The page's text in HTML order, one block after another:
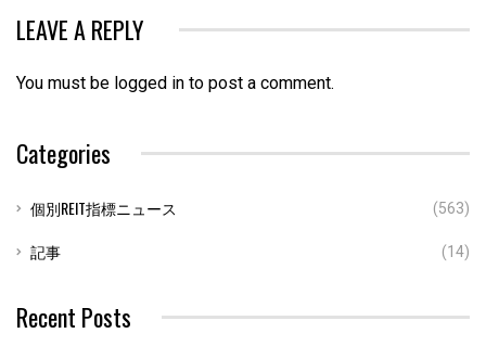
LEAVE A REPLY
You must be logged in to post a comment.
Categories
個別REIT指標ニュース (563)
記事 (14)
Recent Posts